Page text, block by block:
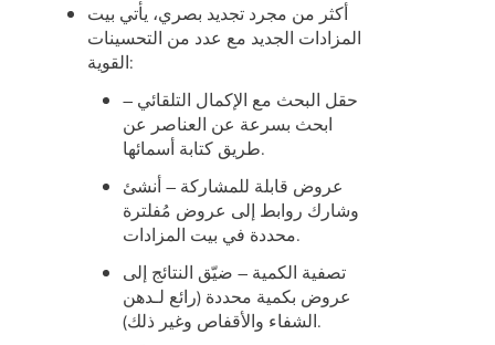
أكثر من مجرد تجديد بصري، يأتي بيت
المزادات الجديد مع عدد من التحسينات
القوية:
حقل البحث مع الإكمال التلقائي –
ابحث بسرعة عن العناصر عن
طريق كتابة أسمائها.
عروض قابلة للمشاركة – أنشئ
وشارك روابط إلى عروض مُفلترة
محددة في بيت المزادات.
تصفية الكمية – ضيّق النتائج إلى
عروض بكمية محددة (رائع لـدهن
الشفاء والأقفاص وغير ذلك).